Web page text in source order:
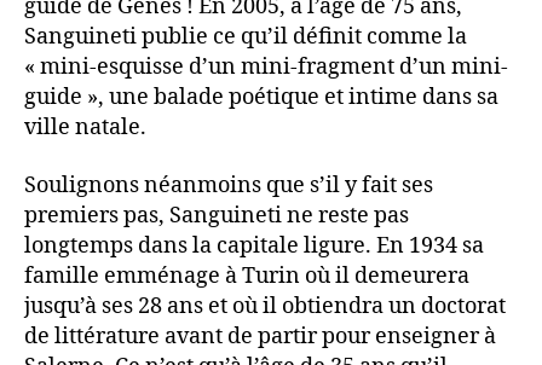
guide de Gênes ! En 2005, à l’âge de 75 ans,
Sanguineti publie ce qu’il définit comme la
« mini-esquisse d’un mini-fragment d’un mini-
guide », une balade poétique et intime dans sa
ville natale.
Soulignons néanmoins que s’il y fait ses
premiers pas, Sanguineti ne reste pas
longtemps dans la capitale ligure. En 1934 sa
famille emménage à Turin où il demeurera
jusqu’à ses 28 ans et où il obtiendra un doctorat
de littérature avant de partir pour enseigner à